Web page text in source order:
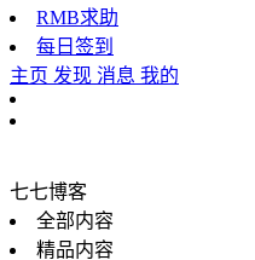
RMB求助
每日签到
主页 发现 消息 我的
七七博客
全部内容
精品内容